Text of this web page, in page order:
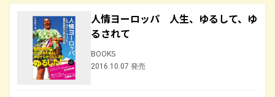
人情ヨーロッパ 人生、ゆるして、ゆ
るされて
BOOKS
2016.10.07 発売